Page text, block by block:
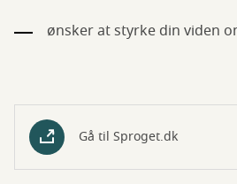
ønsker at styrke din viden
Gå til Sproget.dk